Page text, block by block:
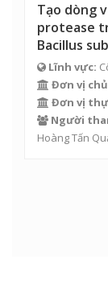
Tạo dòng
protease
Bacillus
Lĩnh vực:
Đơn vị
Đơn vị
Người
Hoàng Tấn